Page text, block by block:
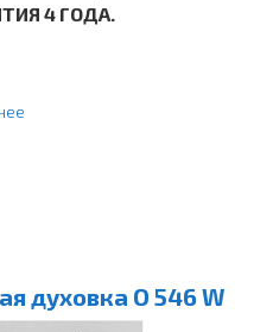
4 ГОДА.
духовка O 546 W